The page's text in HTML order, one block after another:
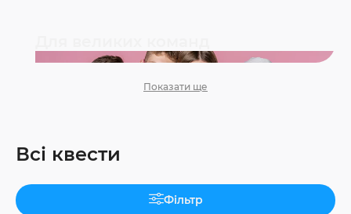
Показати ще
Всі квести
Фільтр